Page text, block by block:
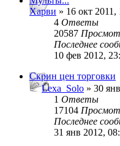
Харви » 16 окт 2011,
4 Ответы
20587
Последнее
10 фев 2012,
Скрин цен торговки
Lexa_Solo » 30
1 Ответы
17104
Последнее
31 янв 2012,